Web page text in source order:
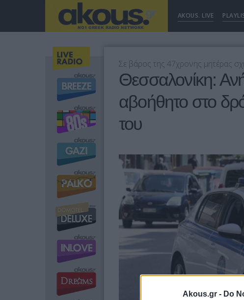
Akous.gr - Do
AKOUS. LIVE
Σε βάρος της 47χρονης μητέρας
Θεσσαλονίκη:
αβοήθητο στο
του